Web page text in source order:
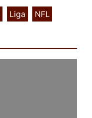
Liga NFL